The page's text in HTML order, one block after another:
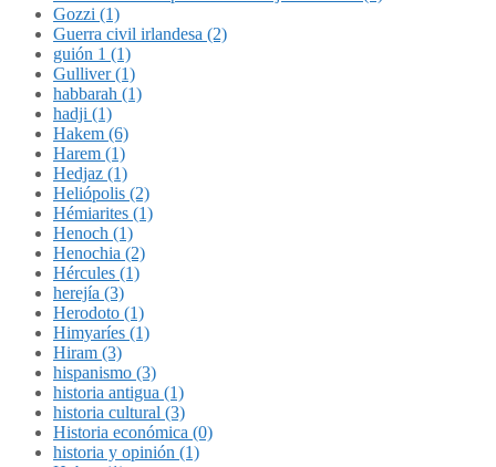
Gozzi (1)
Guerra civil irlandesa (2)
guión 1 (1)
Gulliver (1)
habbarah (1)
hadji (1)
Hakem (6)
Harem (1)
Hedjaz (1)
Heliópolis (2)
Hémiarites (1)
Henoch (1)
Henochia (2)
Hércules (1)
herejía (3)
Herodoto (1)
Himyaríes (1)
Hiram (3)
hispanismo (3)
historia antigua (1)
historia cultural (3)
Historia económica (0)
historia y opinión (1)